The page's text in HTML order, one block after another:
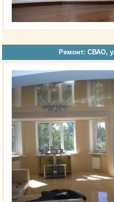
Ремонт: СВАО,